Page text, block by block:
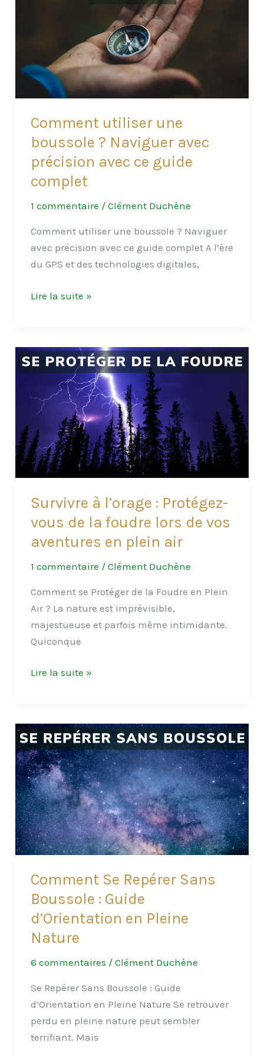
en
Pleine
Nature
Comment utiliser une
boussole ? Naviguer avec
précision avec ce guide
complet
1 commentaire / Clément Duchène
Comment utiliser une boussole ? Naviguer
avec précision avec ce guide complet A l’ère
du GPS et des technologies digitales,
Comment
boussole
?
Naviguer
avec
précision
avec
ce
guide
complet
Lire la suite »
Survivre à l’orage : Protégez-
vous de la foudre lors de vos
aventures en plein air
1 commentaire / Clément Duchène
Comment se Protéger de la Foudre en Plein
Air ? La nature est imprévisible,
majestueuse et parfois même intimidante.
Quiconque
Survivre
:
Protégez-
vous
de
la
foudre
lors
de
vos
en
plein
air
Lire la suite »
Comment Se Repérer Sans
Boussole : Guide
d’Orientation en Pleine
Nature
6 commentaires / Clément Duchène
Se Repérer Sans Boussole : Guide
d’Orientation en Pleine Nature Se retrouver
perdu en pleine nature peut sembler
terrifiant. Mais